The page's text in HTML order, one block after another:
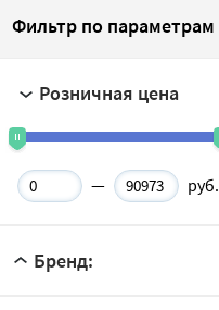
Фильтр по параметрам
Розничная цена
— руб.
Бренд: